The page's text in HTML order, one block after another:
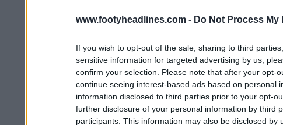
www.footyheadlines.com - Do Not Process
If you wish to opt-out of the sale, sharing to third
sensitive information for targeted advertising by us,
confirm your selection. Please note that after your opt-
continue seeing interest-based ads based on personal
information disclosed to third parties prior to your opt-
further disclosure of your personal information by third
participants. This information may also be disclosed by